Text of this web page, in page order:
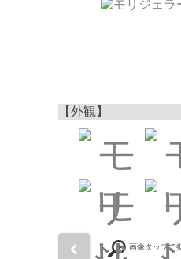
【外観】
前 画像タップで